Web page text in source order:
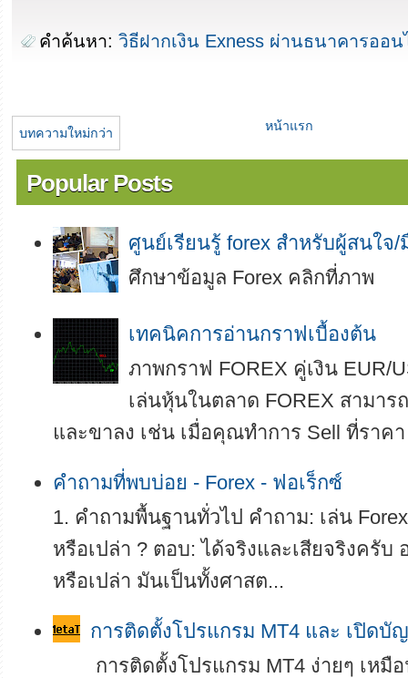
คำค้นหา: วิธีฝากเงิน Exness ผ่านธนาคารออ
บทความใหม่กว่า หน้าแรก
Popular Posts
ศูนย์เรียนรู้ forex สำหรับผู้สนใจ/
ศึกษาข้อมูล Forex คลิกที่ภาพ
เทคนิคการอ่านกราฟเบื้องต้น
ภาพกราฟ FOREX คู่เงิน EUR/
เล่นหุ้นในตลาด FOREX สามาร
และขาลง เช่น เมื่อคุณทำการ Sell ที่ราค
คำถามที่พบบ่อย - Forex - ฟอเร็กซ์
1. คำถามพื้นฐานทั่วไป คำถาม: เล่น
หรือเปล่า ? ตอบ: ได้จริงและเสียจริงครั
หรือเปล่า มันเป็นทั้งศาสต...
การติดตั้งโปรแกรม MT4 และ เปิดบั
การติดตั้งโปรแกรม MT4 ง่ายๆ เหมื